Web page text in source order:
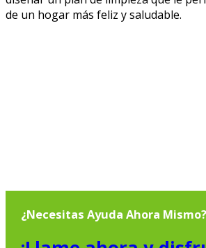
de un hogar más feliz y saludable.
¿Necesitas Ayuda Ahora Mismo?